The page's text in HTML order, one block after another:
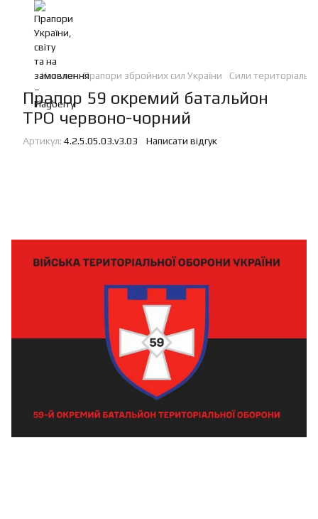
Каталог Прапори збройних сил України Сили
Прапор 59 окремий батальйон
ТРО червоно-чорний
Артикул: 4.2.5.05.03.v3.03 Написати відгук